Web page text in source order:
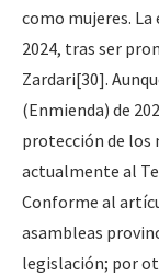
como mujeres.
2024, tras ser
Zardari[30].
(Enmienda) de
protección de los
actualmente al
Conforme al
asambleas
legislación; por